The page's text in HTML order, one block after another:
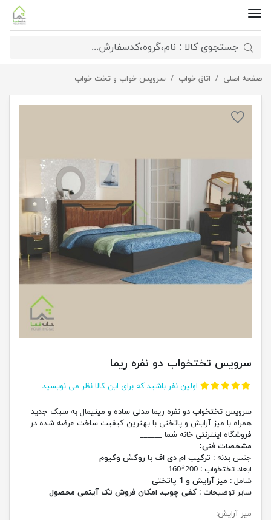
صفحه اصلی اتاق خواب سرویس خواب و تخت خوابسرویس تختخواب دو نفره ریما
سرویس تختخواب دو نفره ریما
اولین نفر باشید که برای این کالا نظر می نویسید
سرویس تختخواب دو نفره ریما مدلی ساده و مینیمال به سبک جدید
همراه با میز آرایش و پاتختی با بهترین کیفیت ساخت عرضه شده در
فروشگاه اینترنتی خانه شما ______
مشخصات فنی:
جنس بدنه : ترکیب ام دی اف با روکش وکیوم
ابعاد تختخواب : 200*160
شامل : میز آرایش و 1 پاتختی
سایر توضیحات : کفی چوب، امکان فروش تک آیتمی محصول
میز آرایش: